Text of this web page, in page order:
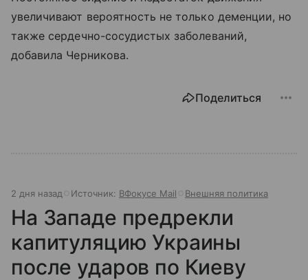
увеличивают вероятность не только деменции, но
также сердечно-сосудистых заболеваний,
добавила Черникова.
Поделиться
2 дня назад Источник: ВФокусе Mail Внешняя политика
На Западе предрекли
капитуляцию Украины
после ударов по Киеву